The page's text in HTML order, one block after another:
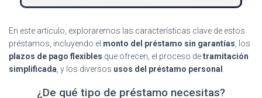
En este artículo, exploraremos las características clave de estos
préstamos, incluyendo el monto del préstamo sin garantías , los
plazos de pago flexibles que ofrecen, el proceso detramitación
simplificada , y los diversos usos del préstamo personal
¿De qué tipo de préstamo necesitas?